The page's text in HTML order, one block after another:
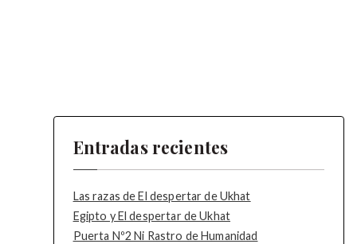
Entradas recientes
Las razas de El despertar de Ukhat
Egipto y El despertar de Ukhat
Puerta Nº2 Ni Rastro de Humanidad